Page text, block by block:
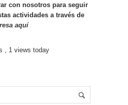
con nosotros para seguir
actividades a través de
aquí
, 1 views today